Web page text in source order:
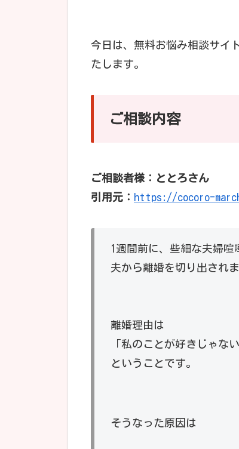
今日は、無料お悩み相談サイ
たします。
ご相談内容
ご相談者様：ととろさん
引用元： https://cocoro-
1週間前に、些細な夫婦喧
夫から離婚を切り出されま
離婚理由は
「私のことが好きじゃな
ということです。
そうなった原因は